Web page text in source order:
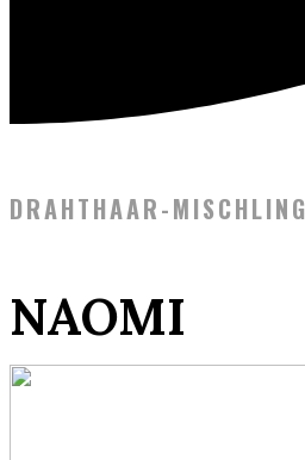
DRAHTHAAR-MISCHLING
NAOMI